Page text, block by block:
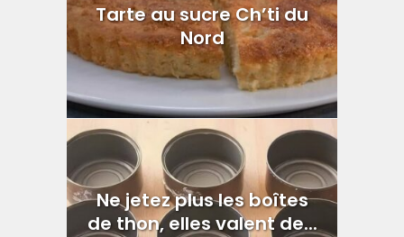
Tarte au sucre Ch’ti du
Nord
Ne jetez plus les boîtes
de thon, elles valent de...